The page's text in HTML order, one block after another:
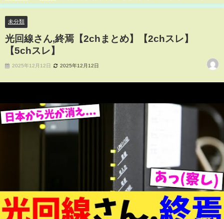
未分類
光回線さん,終焉【2chまとめ】【2chスレ】
【5chスレ】
2025年12月12日 2025年12月12日